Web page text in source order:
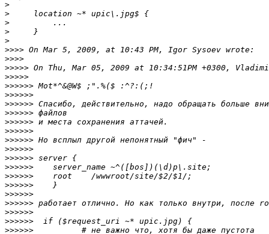
>
>
>
>
>
>>>>
>>>>
>>>>>
>>>>>
>>>>>>
>>>>>>
>>>>>>
>>>>>>
>>>>>>
>>>>>>
>>>>>>
>>>>>>
>>>>>>
>>>>>>
>>>>>>
>>>>>>
>>>>>>
>>>>>>
>>>>>>
>>>>>>
>>>>>>